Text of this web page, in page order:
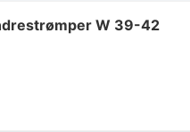
kr..
881 kr..
W 39-42